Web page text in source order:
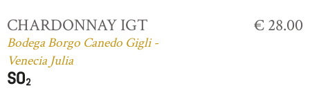
CHARDONNAY IGT
Bodega Borgo Canedo Gigli -
Venecia Julia
€ 28.00